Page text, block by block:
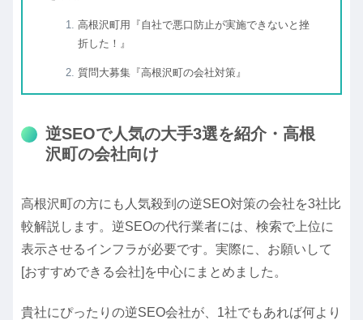
高根沢町用『自社で悪口防止が実施できないと挫
折した！』
質問大募集『高根沢町の会社対策』
逆SEOで人気の大手3選を紹介・高根
沢町の会社向け
高根沢町の方にも人気殺到の逆SEO対策の会社を3社比
較解説します。逆SEOの代行業者には、検索で上位に
表示させるインフラが必要です。実際に、お願いして
[おすすめできる会社]を中心にまとめました。
貴社にぴったりの逆SEO会社が、1社でもあれば何より